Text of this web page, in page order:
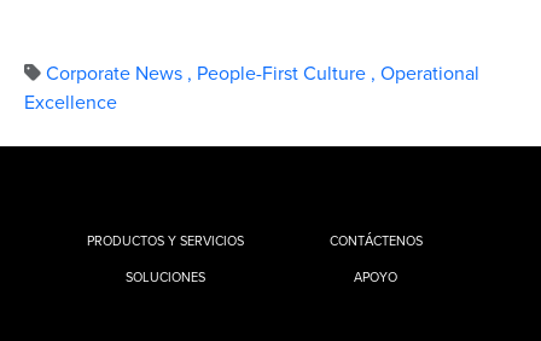
Corporate News , People-First Culture , Operational
Excellence
PRODUCTOS Y SERVICIOS
SOLUCIONES
CONTÁCTENOS
APOYO